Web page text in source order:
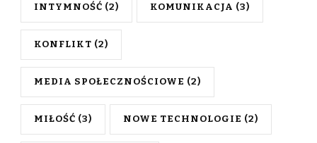
INTYMNOŚĆ (2) KOMUNIKACJA (3)
KONFLIKT (2)
MEDIA SPOŁECZNOŚCIOWE (2)
MIŁOŚĆ (3) NOWE TECHNOLOGIE (2)